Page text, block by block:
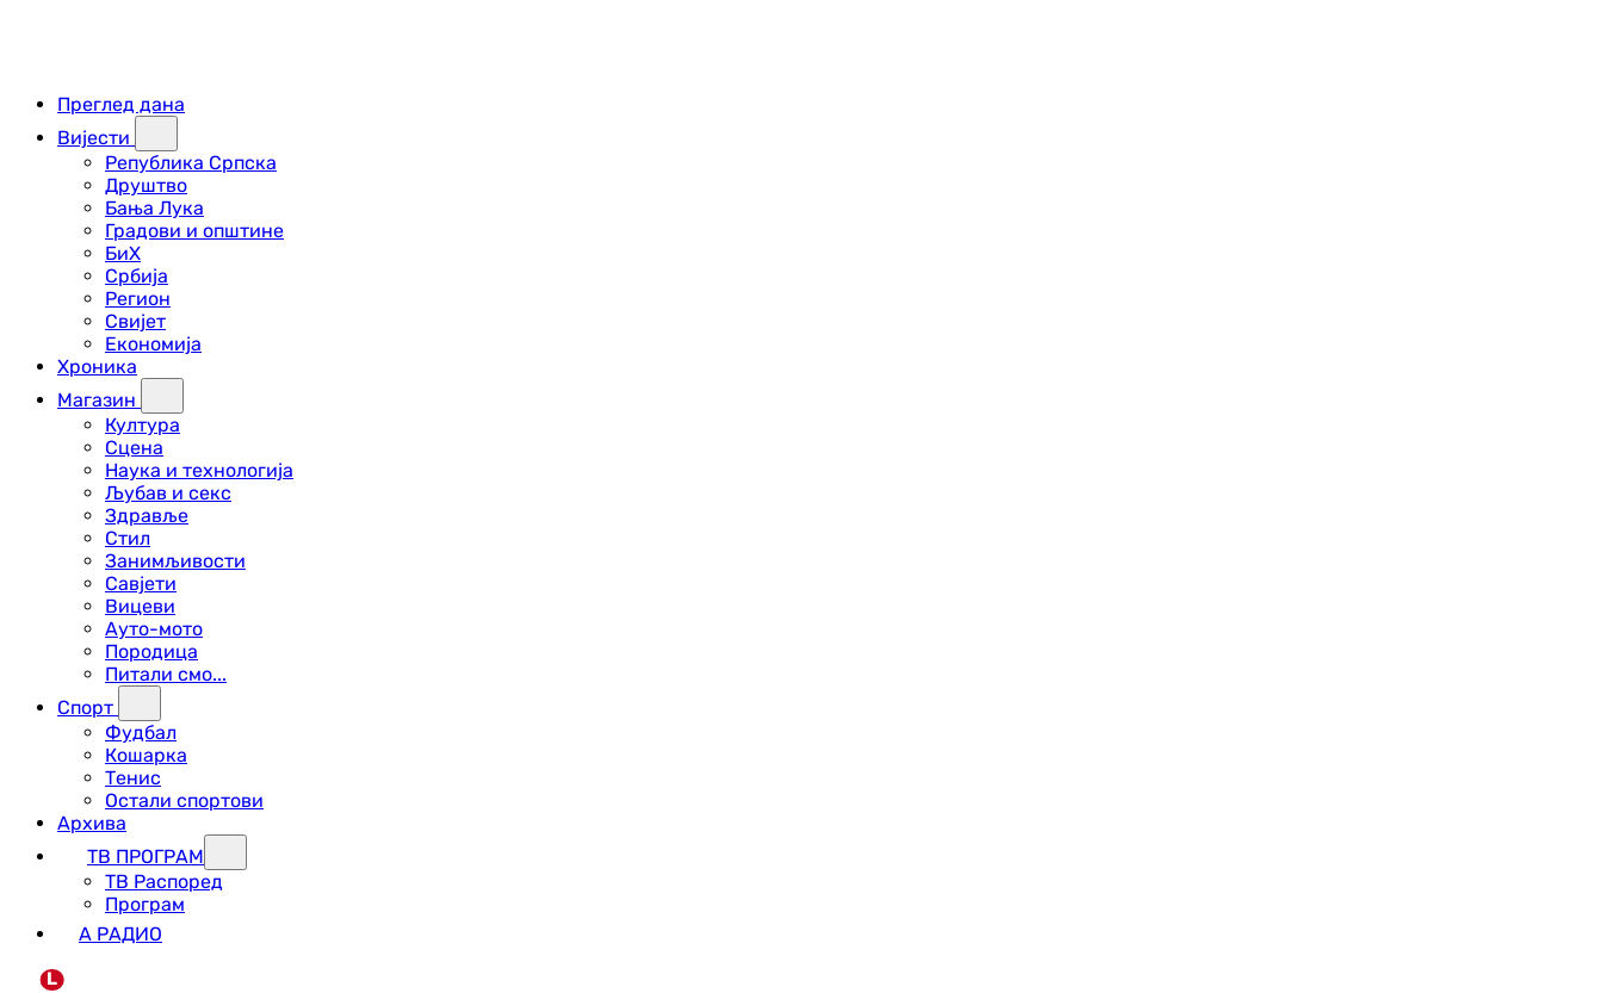
Преглед дана
Вијести
Република Српска
Друштво
Бања Лука
Градови и општине
БиХ
Србија
Регион
Свијет
Економија
Хроника
Магазин
Култура
Сцена
Наука и технологија
Љубав и секс
Здравље
Стил
Занимљивости
Савјети
Вицеви
Ауто-мото
Породица
Питали смо...
Спорт
Фудбал
Кошарка
Тенис
Остали спортови
Архива
ТВ ПРОГРАМ
ТВ Распоред
Програм
А РАДИО
L